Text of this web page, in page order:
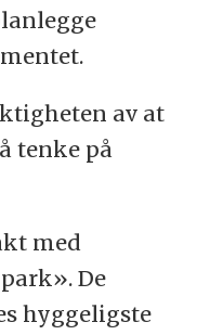
av at
tenke på
med
De
hyggeligste